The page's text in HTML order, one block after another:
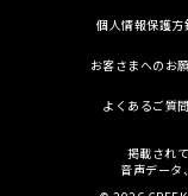
個人情報保護方
お客さまへのお
よくあるご質問
掲載され
音声データ